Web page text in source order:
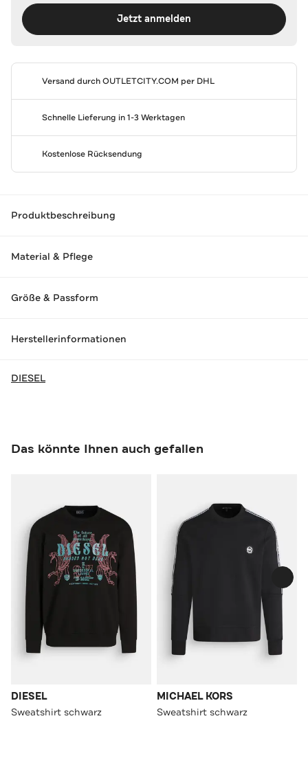
Jetzt anmelden
Versand durchOUTLETCITY.COM per DHL
Schnelle Lieferung in 1-3 Werktagen
Kostenlose Rücksendung
Produktbeschreibung
Material & Pflege
Größe & Passform
Herstellerinformationen
DIESEL
Das könnte Ihnen auch gefallen
DIESEL
Sweatshirt schwarz
MICHAEL KORS
Sweatshirt schwarz